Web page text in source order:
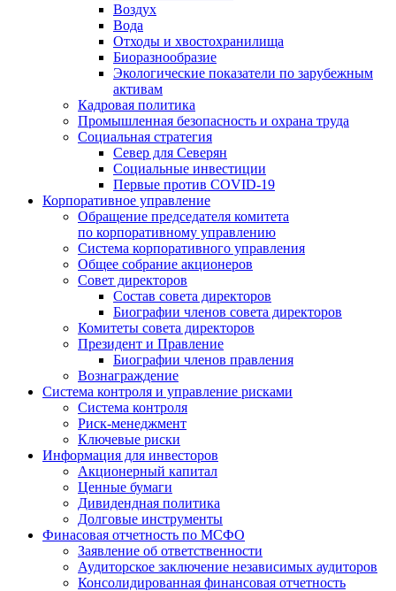
Воздух
Вода
Отходы и хвостохранилища
Биоразнообразие
Экологические показатели по зарубежным
активам
Кадровая политика
Промышленная безопасность и охрана труда
Социальная стратегия
Север для Северян
Социальные инвестиции
Первые против COVID‑19
Корпоративное управление
Обращение председателя комитета
по корпоративному управлению
Система корпоративного управления
Общее собрание акционеров
Совет директоров
Состав совета директоров
Биографии членов совета директоров
Комитеты совета директоров
Президент и Правление
Биографии членов правления
Вознаграждение
Система контроля и управление рисками
Система контроля
Риск-менеджмент
Ключевые риски
Информация для инвесторов
Акционерный капитал
Ценные бумаги
Дивидендная политика
Долговые инструменты
Финасовая отчетность по МСФО
Заявление об ответственности
Аудиторское заключение независимых аудиторов
Консолидированная финансовая отчетность